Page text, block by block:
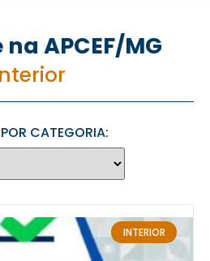
APCEF/MG
CATEGORIA:
INTERIOR